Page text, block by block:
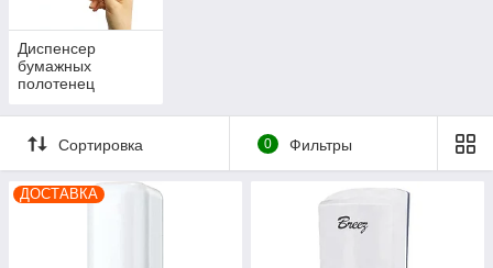
Диспенсер
бумажных
полотенец
Сортировка 0 Фильтры
ДОСТАВКА